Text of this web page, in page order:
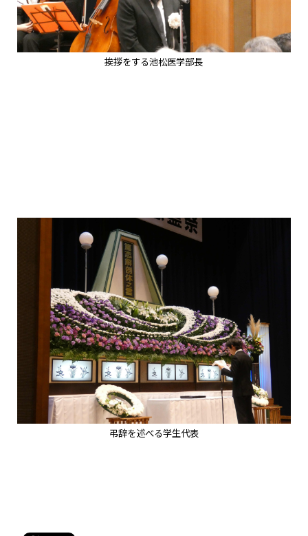
挨拶をする池松医学部長
弔辞を述べる学生代表